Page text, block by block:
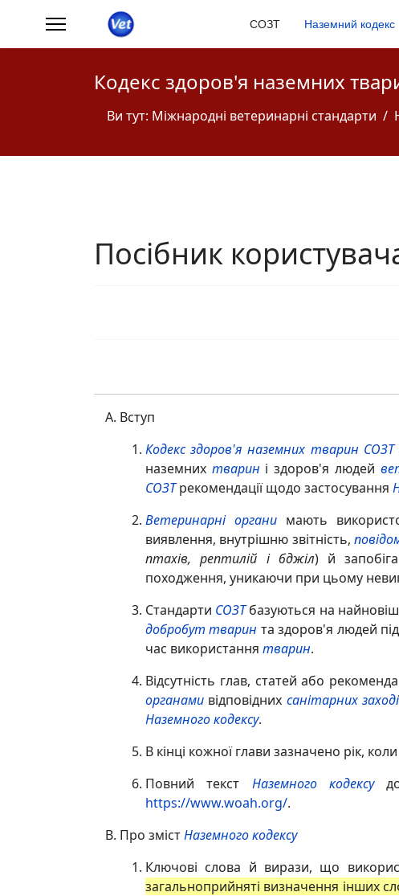
СОЗТ Наземний кодекс
Кодекс здоров'я наземних
Ви тут: Міжнародні ветеринарні стандарти
Посібник
Вступ
Кодекс здоров'я наземних тварин СОЗТ
наземних тварин і здоров'я людей
СОЗТрекомендації щодо застосування
Ветеринарні органимають
виявлення, внутрішню звітність,
птахів, рептилій і бджіл) й
походження, уникаючи при цьому
Стандарти СОЗТбазуються на
добробут тварин та здоров'я людей
час використання тварин.
Відсутність глав, статей або
органами відповідних санітарних
Наземного кодексу.
В кінці кожної глави зазначено рік,
Повний текст Наземного кодексу
https://www.woah.org/.
Про змістНаземного кодексу
Ключові слова й вирази, що
загальноприйняті визначення інших